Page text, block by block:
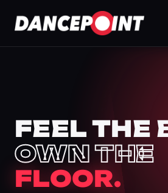
FEEL THE
OWN THE
FLOOR.